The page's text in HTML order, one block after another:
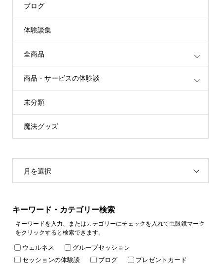
ブログ
体験談集
全商品
商品・サービスの体験談
未分類
魔法グッズ
月を選択
キーワード・カテゴリー検索
キーワードを入力、またはカテゴリーにチェックを入れて虫眼鏡マーク
をクリックすると検索できます。
ウェルネス
グループセッション
セッションの体験談
ブログ
プレゼントカード